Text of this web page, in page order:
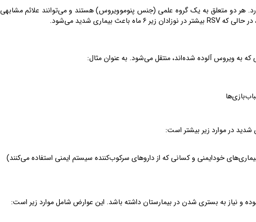
هر دو متعلق به یک گروه علمی (جنس پنوموویروس) هستند و می‌توانند علائم مشابهی
خودایمنی و کسانی که از داروهای سرکوب‌کننده سیستم ایمنی استفاده می‌کنند)